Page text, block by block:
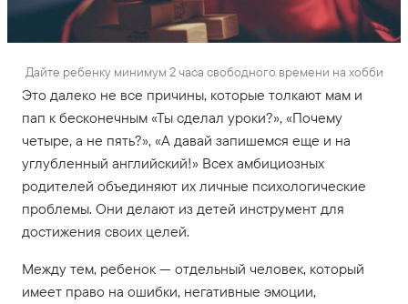
Дайте ребенку минимум 2 часа свободного времени на хобби
Это далеко не все причины, которые толкают мам и
пап к бесконечным «Ты сделал уроки?», «Почему
четыре, а не пять?», «А давай запишемся еще и на
углубленный английский!» Всех амбициозных
родителей объединяют их личные психологические
проблемы. Они делают из детей инструмент для
достижения своих целей.
Между тем, ребенок — отдельный человек, который
имеет право на ошибки, негативные эмоции,